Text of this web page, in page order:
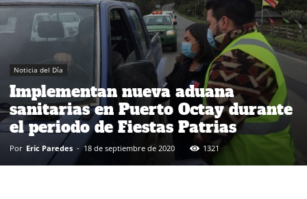
Noticia del Día
Implementan nueva aduana
sanitarias en Puerto Octay durante
el periodo de Fiestas Patrias
Por Eric Paredes - 18 de septiembre de 2020 1321